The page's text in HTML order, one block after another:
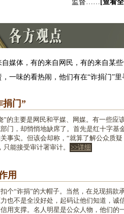
监督…… [查看
体，有的来自网民，有的来自某些
一味的看热闹，他们有在“诈捐门
捐门”
主要是网民和平媒、网媒。有一些应
门，却悄悄地缺席了。首先是红十字基
事实。但该会却称，“就算了解公众质疑
能接受审计署审计。
>>详细
用
“诈捐”的大帽子。当然，在兑现捐款
也不是全没好处，起码让他们知道，诚
用支撑。名人明星是公众人物，他们的